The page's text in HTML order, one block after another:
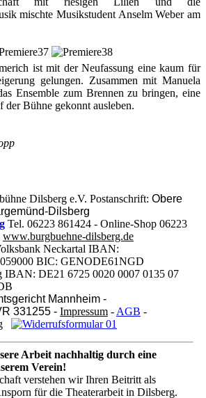
mischte Musikstudent Anselm Weber am
ist mit der Neufassung eine kaum für
gelungen. Zusammen mit Manuela
Ensemble zum Brennen zu bringen, eine
der Bühne gekonnt ausleben.
Dilsberg e.V. Postanschrift: Obere
Dilsberg
Tel. 06223 861424 - Online-Shop 06223
www.burgbuehne-dilsberg.de
Neckartal IBAN:
BIC: GENODE61NGD
IBAN: DE21 6725 0020 0007 0135 07
Mannheim -
331255 - Impressum - AGB -
Arbeit nachhaltig durch eine
Verein!
verstehen wir Ihren Beitritt als
für die Theaterarbeit in Dilsberg.